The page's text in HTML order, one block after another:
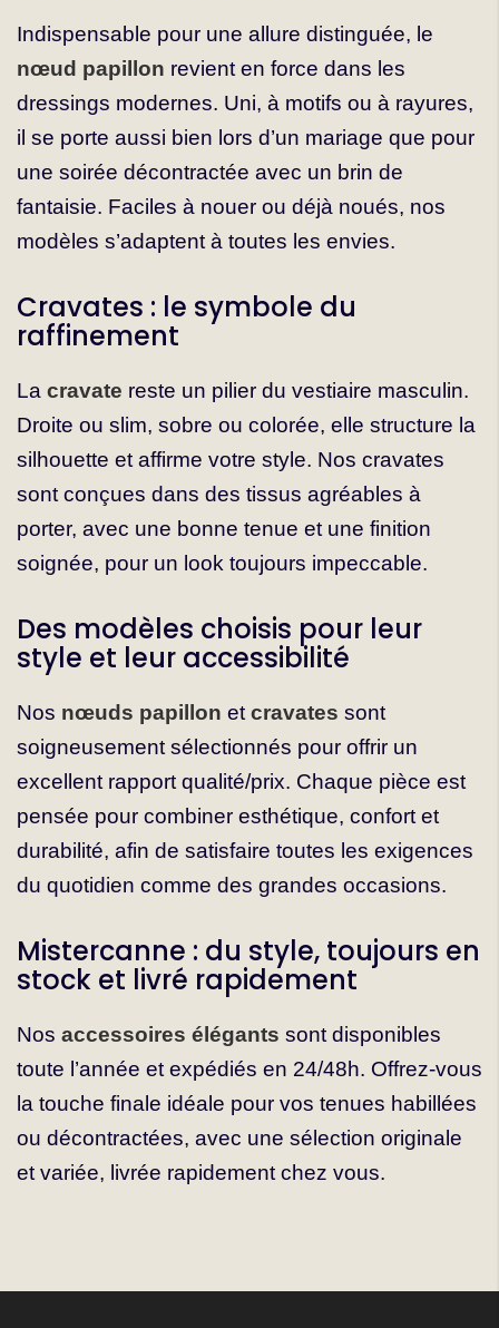
Indispensable pour une allure distinguée, le
nœud papillon revient en force dans les
dressings modernes. Uni, à motifs ou à rayures,
il se porte aussi bien lors d’un mariage que pour
une soirée décontractée avec un brin de
fantaisie. Faciles à nouer ou déjà noués, nos
modèles s’adaptent à toutes les envies.
Cravates : le symbole du
raffinement
La cravate reste un pilier du vestiaire masculin.
Droite ou slim, sobre ou colorée, elle structure la
silhouette et affirme votre style. Nos cravates
sont conçues dans des tissus agréables à
porter, avec une bonne tenue et une finition
soignée, pour un look toujours impeccable.
Des modèles choisis pour leur
style et leur accessibilité
Nos nœuds papillon etcravates sont
soigneusement sélectionnés pour offrir un
excellent rapport qualité/prix. Chaque pièce est
pensée pour combiner esthétique, confort et
durabilité, afin de satisfaire toutes les exigences
du quotidien comme des grandes occasions.
Mistercanne : du style, toujours en
stock et livré rapidement
Nos accessoires élégants sont disponibles
toute l’année et expédiés en 24/48h. Offrez-vous
la touche finale idéale pour vos tenues habillées
ou décontractées, avec une sélection originale
et variée, livrée rapidement chez vous.